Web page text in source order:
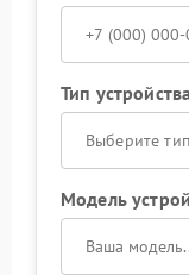
Тип
Выберите
Модель